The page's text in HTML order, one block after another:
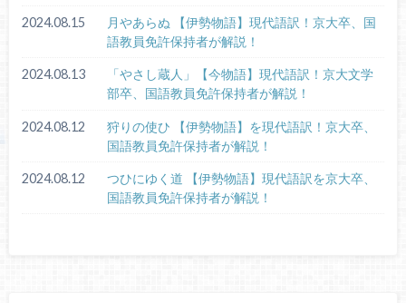
2024.08.15
月やあらぬ 【伊勢物語】現代語訳！京大卒、国
語教員免許保持者が解説！
2024.08.13
「やさし蔵人」【今物語】現代語訳！京大文学
部卒、国語教員免許保持者が解説！
2024.08.12
狩りの使ひ 【伊勢物語】を現代語訳！京大卒、
国語教員免許保持者が解説！
2024.08.12
つひにゆく道 【伊勢物語】現代語訳を京大卒、
国語教員免許保持者が解説！